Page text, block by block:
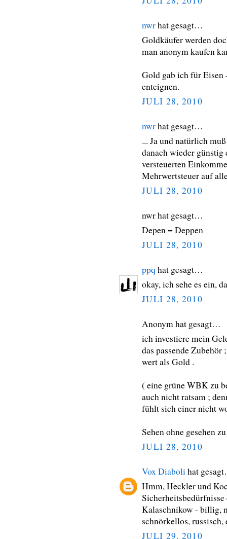
nwrhat gesagt…
Goldkäufer werden
man anonym kaufen
Gold gab ich für Eisen
enteignen.
JULI 28, 2010
nwrhat gesagt…
... Ja und natürlich
danach wieder
versteuerten
Mehrwertsteuer auf
JULI 28, 2010
nwr hat gesagt…
Depen = Deppen
JULI 28, 2010
ppq hat gesagt…
okay, ich sehe es ein,
JULI 28, 2010
Anonym hat gesagt…
ich investiere mein
das passende
wert als Gold .
( eine grüne WBK zu
auch nicht ratsam ;
fühlt sich einer nicht
Sehen ohne gesehen
JULI 28, 2010
Vox Diabolihat
Hmm, Heckler und
Kalaschnikow - billig,
schnörkellos,
JULI 29, 2010